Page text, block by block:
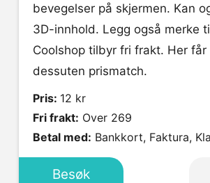
bevegelser på skjermen. Kan
3D-innhold. Legg også merke
Coolshop tilbyr fri frakt. Her får
dessuten prismatch.
Pris: 12 kr
Fri frakt: Over 269
Betal med: Bankkort, Faktura,
Besøk